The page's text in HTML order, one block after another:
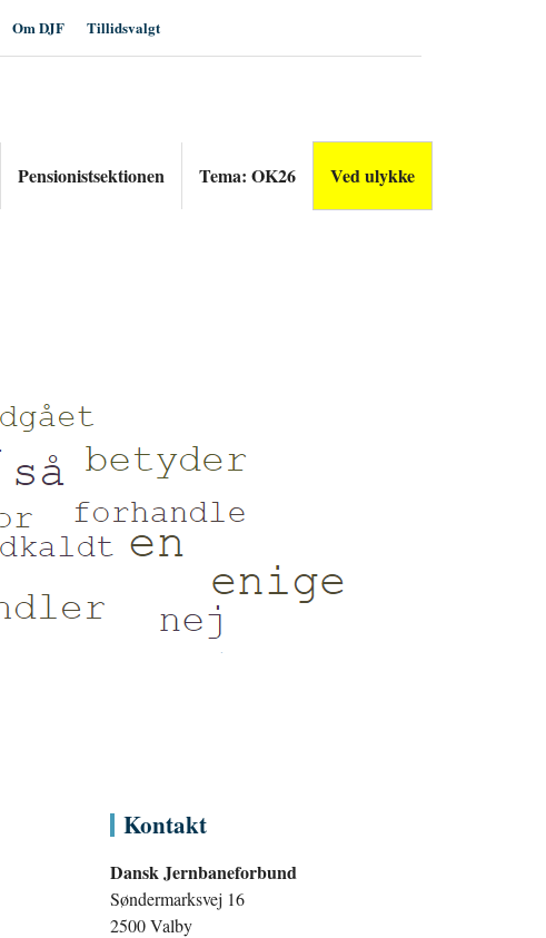
Om DJF Tillidsvalgt
Pensionistsektionen Tema: OK26 Ved ulykke
Kontakt
Dansk Jernbaneforbund
Søndermarksvej 16
2500 Valby